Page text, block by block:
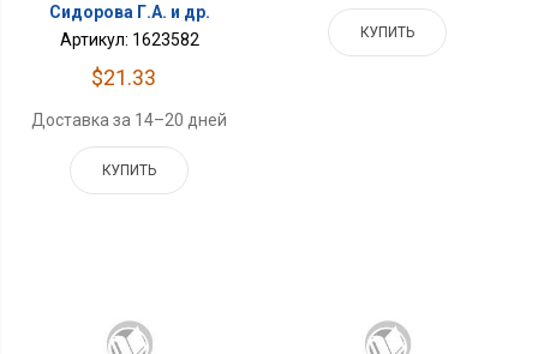
Сидорова Г.А. и др.
Артикул: 1623582
$21.33
Доставка за 14–20 дней
КУПИТЬ
КУПИТЬ